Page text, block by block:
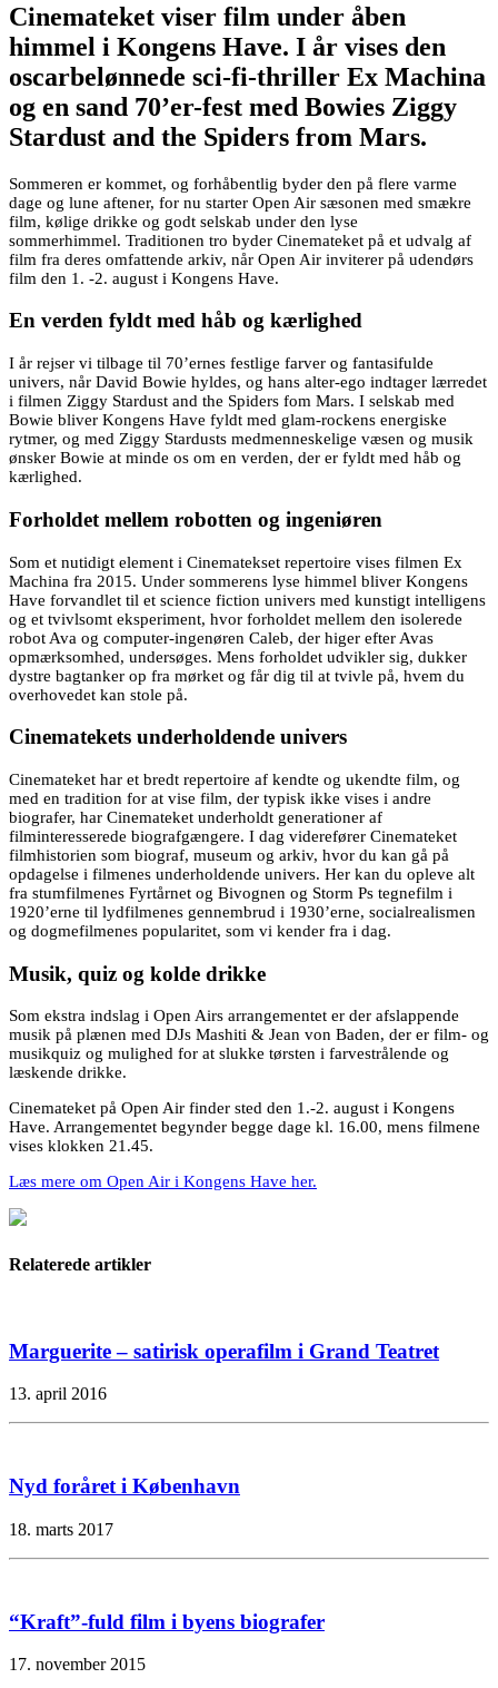
Cinemateket viser film under åben
himmel i Kongens Have. I år vises den
oscarbelønnede sci-fi-thriller Ex Machina
og en sand 70’er-fest med Bowies Ziggy
Stardust and the Spiders from Mars.
Sommeren er kommet, og forhåbentlig byder den på flere varme
dage og lune aftener, for nu starter Open Air sæsonen med smækre
film, kølige drikke og godt selskab under den lyse
sommerhimmel. Traditionen tro byder Cinemateket på et udvalg af
film fra deres omfattende arkiv, når Open Air inviterer på udendørs
film den 1. -2. august i Kongens Have.
En verden fyldt med håb og kærlighed
I år rejser vi tilbage til 70’ernes festlige farver og fantasifulde
univers, når David Bowie hyldes, og hans alter-ego indtager lærredet
i filmen Ziggy Stardust and the Spiders fom Mars. I selskab med
Bowie bliver Kongens Have fyldt med glam-rockens energiske
rytmer, og med Ziggy Stardusts medmenneskelige væsen og musik
ønsker Bowie at minde os om en verden, der er fyldt med håb og
kærlighed.
Forholdet mellem robotten og ingeniøren
Som et nutidigt element i Cinematekset repertoire vises filmen Ex
Machina fra 2015. Under sommerens lyse himmel bliver Kongens
Have forvandlet til et science fiction univers med kunstigt intelligens
og et tvivlsomt eksperiment, hvor forholdet mellem den isolerede
robot Ava og computer-ingenøren Caleb, der higer efter Avas
opmærksomhed, undersøges. Mens forholdet udvikler sig, dukker
dystre bagtanker op fra mørket og får dig til at tvivle på, hvem du
overhovedet kan stole på.
Cinematekets underholdende univers
Cinemateket har et bredt repertoire af kendte og ukendte film, og
med en tradition for at vise film, der typisk ikke vises i andre
biografer, har Cinemateket underholdt generationer af
filminteresserede biografgængere. I dag viderefører Cinemateket
filmhistorien som biograf, museum og arkiv, hvor du kan gå på
opdagelse i filmenes underholdende univers. Her kan du opleve alt
fra stumfilmenes Fyrtårnet og Bivognen og Storm Ps tegnefilm i
1920’erne til lydfilmenes gennembrud i 1930’erne, socialrealismen
og dogmefilmenes popularitet, som vi kender fra i dag.
Musik, quiz og kolde drikke
Som ekstra indslag i Open Airs arrangementet er der afslappende
musik på plænen med DJs Mashiti & Jean von Baden, der er film- og
musikquiz og mulighed for at slukke tørsten i farvestrålende og
læskende drikke.
Cinemateket på Open Air finder sted den 1.-2. august i Kongens
Have. Arrangementet begynder begge dage kl. 16.00, mens filmene
vises klokken 21.45.
Læs mere om Open Air i Kongens Have her.
Relaterede artikler
Marguerite – satirisk operafilm i Grand Teatret
13. april 2016
Nyd foråret i København
18. marts 2017
“Kraft”-fuld film i byens biografer
17. november 2015